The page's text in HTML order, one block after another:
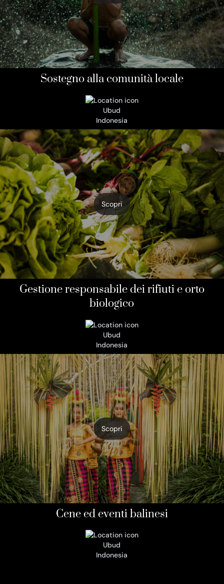
Sostegno alla comunità locale
Ubud
Indonesia
Scopri
Gestione responsabile dei rifiuti e orto
biologico
Ubud
Indonesia
Scopri
Cene ed eventi balinesi
Ubud
Indonesia